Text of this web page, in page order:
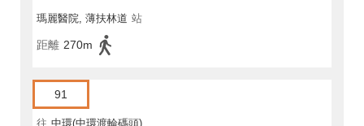
瑪麗醫院, 薄扶林道 站
距離 270m
91
往 中環(中環渡輪碼頭)